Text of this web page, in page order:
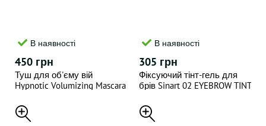
В наявності
450 грн
Туш для об'єму вій
Hypnotic Volumizing Mascara
В наявності
305 грн
Фіксуючий тінт-гель для
брів Sinart 02 EYEBROW TINT